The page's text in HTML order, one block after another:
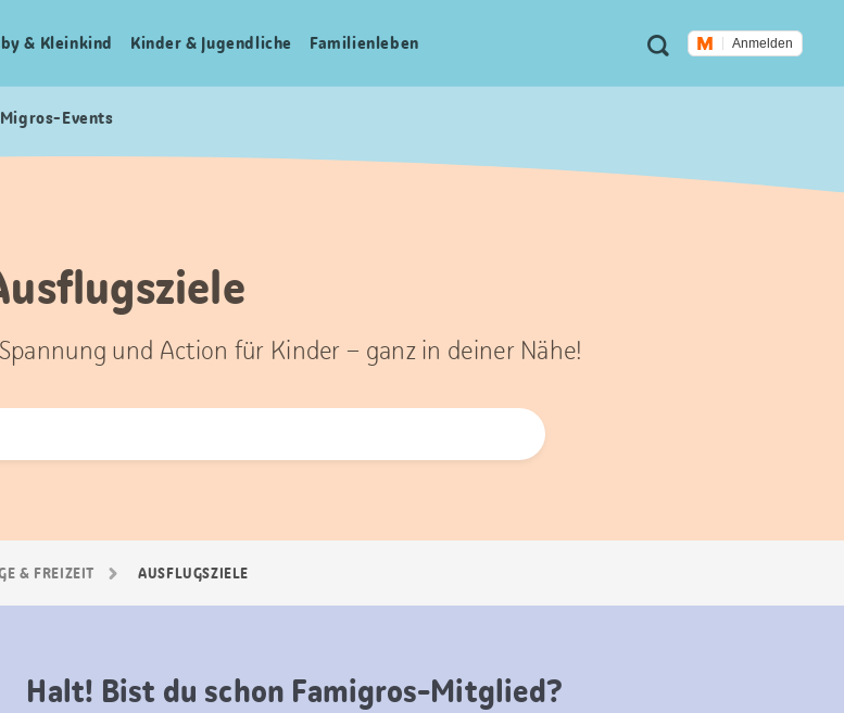
Meta
Navigation
Suche Anmelden
& Kleinkind Kinder & Jugendliche Familien­leben
Migros-Events
und Action für Kinder – ganz in deiner Nähe!
& FREIZEIT AUSFLUGSZIELE
Halt! Bist du schon Famigros-Mitglied?